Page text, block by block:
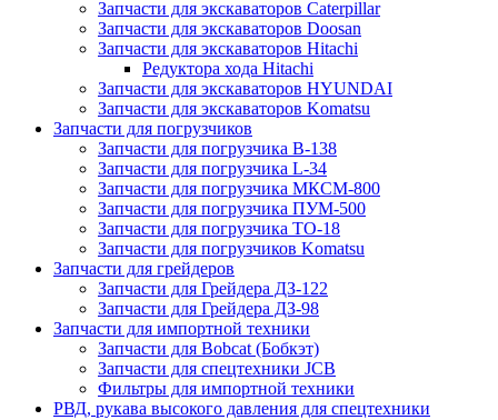
Запчасти для экскаваторов Caterpillar
Запчасти для экскаваторов Doosan
Запчасти для экскаваторов Hitachi
Редуктора хода Hitachi
Запчасти для экскаваторов HYUNDAI
Запчасти для экскаваторов Komatsu
Запчасти для погрузчиков
Запчасти для погрузчика B-138
Запчасти для погрузчика L-34
Запчасти для погрузчика МКСМ-800
Запчасти для погрузчика ПУМ-500
Запчасти для погрузчика ТО-18
Запчасти для погрузчиков Komatsu
Запчасти для грейдеров
Запчасти для Грейдера ДЗ-122
Запчасти для Грейдера ДЗ-98
Запчасти для импортной техники
Запчасти для Bobcat (Бобкэт)
Запчасти для спецтехники JCB
Фильтры для импортной техники
РВД, рукава высокого давления для спецтехники